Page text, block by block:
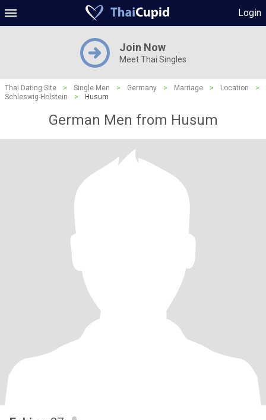
Login
Join Now
Meet Thai Singles
Thai Dating Site > Single Men > Germany > Marriage > Location
>
Schleswig-Holstein
> Husum
German Men from Husum